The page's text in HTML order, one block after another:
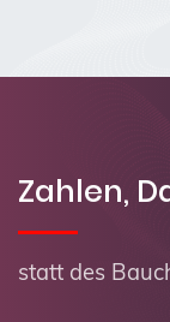
Zahlen,
statt des